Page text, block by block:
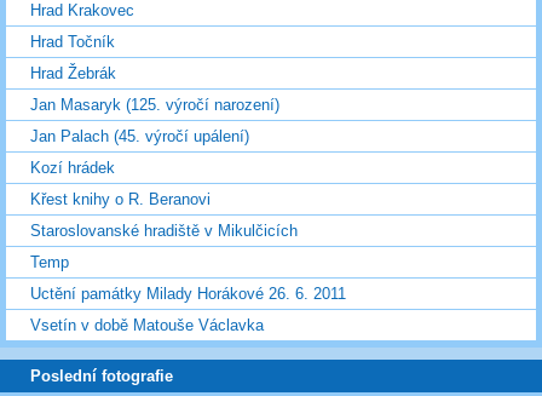
Hrad Krakovec
Hrad Točník
Hrad Žebrák
Jan Masaryk (125. výročí narození)
Jan Palach (45. výročí upálení)
Kozí hrádek
Křest knihy o R. Beranovi
Staroslovanské hradiště v Mikulčicích
Temp
Uctění památky Milady Horákové 26. 6. 2011
Vsetín v době Matouše Václavka
Poslední fotografie